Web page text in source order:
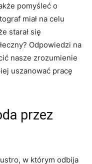
pomyśleć o
miał na celu
starał się⁣
Odpowiedzi na
nasze zrozumienie
uszanować pracę⁤
przez
w‌ którym odbija